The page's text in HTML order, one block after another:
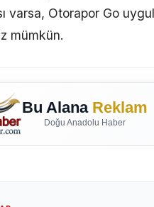
varsa, Otorapor Go
mümkün.
Bu Alana Reklam
Doğu Anadolu Haber